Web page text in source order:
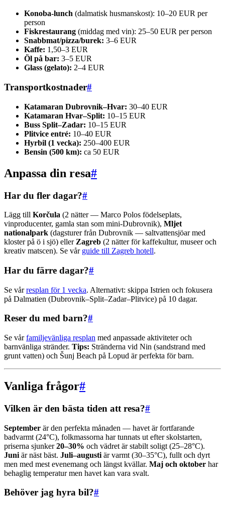
Konoba-lunch (dalmatisk husmanskost): 10–20 EUR per
person
Fiskrestaurang (middag med vin): 25–50 EUR per person
Snabbmat/pizza/burek: 3–6 EUR
Kaffe: 1,50–3 EUR
Öl på bar: 3–5 EUR
Glass (gelato): 2–4 EUR
Transportkostnader#
Katamaran Dubrovnik–Hvar: 30–40 EUR
Katamaran Hvar–Split: 10–15 EUR
Buss Split–Zadar: 10–15 EUR
Plitvice entré: 10–40 EUR
Hyrbil (1 vecka): 250–400 EUR
Bensin (500 km): ca 50 EUR
Anpassa din resa#
Har du fler dagar?#
Lägg till Korčula (2 nätter — Marco Polos födelseplats,
vinproducenter, gamla stan som mini-Dubrovnik), Mljet
nationalpark (dagsturer från Dubrovnik — saltvattensjöar med
kloster på ö i sjö) eller Zagreb (2 nätter för kaffekultur, museer och
kreativ matscen). Se vår guide till Zagreb hotell.
Har du färre dagar?#
Se vårresplan för 1 vecka. Alternativt: skippa Istrien och fokusera
på Dalmatien (Dubrovnik–Split–Zadar–Plitvice) på 10 dagar.
Reser du med barn?#
Se vårfamiljevänliga resplan med anpassade aktiviteter och
barnvänliga stränder. Tips: Stränderna vid Nin (sandstrand med
grunt vatten) och Šunj Beach på Lopud är perfekta för barn.
Vanliga frågor#
Vilken är den bästa tiden att resa?#
September är den perfekta månaden — havet är fortfarande
badvarmt (24°C), folkmassorna har tunnats ut efter skolstarten,
priserna sjunker20–30% och vädret är stabilt soligt (25–28°C).
Juni är näst bäst. Juli–augusti är varmt (30–35°C), fullt och dyrt
men med mest evenemang och längst kvällar. Maj och oktober har
behaglig temperatur men havet kan vara svalt.
Behöver jag hyra bil?#